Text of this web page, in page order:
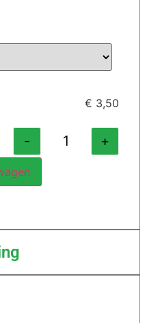
€ 3,50
- +